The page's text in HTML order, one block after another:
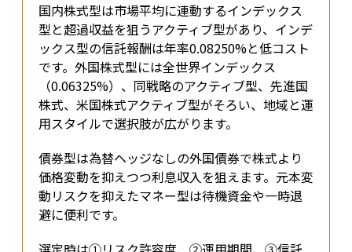
国内株式型は市場平均に連動するインデックス
型と超過収益を狙うアクティブ型があり、インデ
ックス型の信託報酬は年率0.08250%と低コスト
です。外国株式型には全世界インデックス
（0.06325%）、同戦略のアクティブ型、先進国
株式、米国株式アクティブ型がそろい、地域と運
用スタイルで選択肢が広がります。
債券型は為替ヘッジなしの外国債券で株式より
価格変動を抑えつつ利息収入を狙えます。元本変
動リスクを抑えたマネー型は待機資金や一時退
避に便利です。